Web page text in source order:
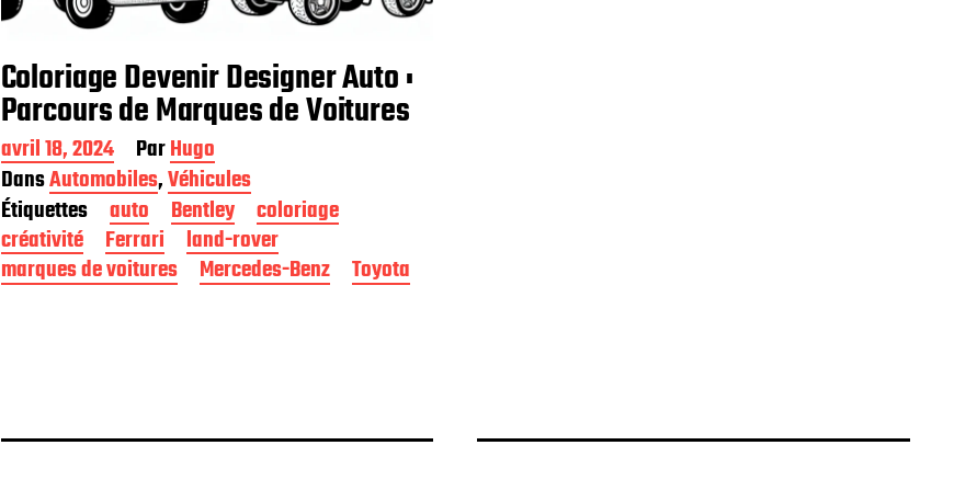
Coloriage Devenir Designer Auto :
Parcours de Marques de Voitures
D
a
t
e
d
e
p
t
avril 18, 2024 ParHugo
DansAutomobiles,Véhicules
Étiquettes
auto Bentley
coloriage
créativité
Ferrari
land-rover
marques de voitures
Mercedes-Benz Toyota